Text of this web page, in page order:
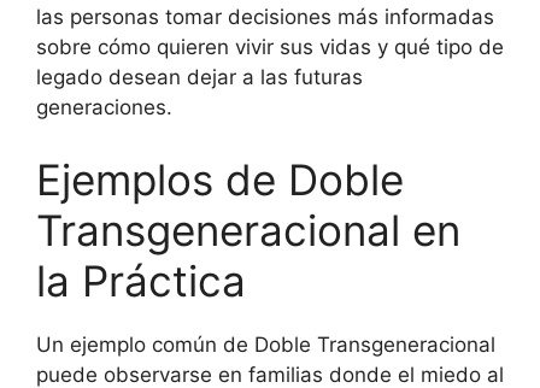
las personas tomar decisiones más informadas
sobre cómo quieren vivir sus vidas y qué tipo de
legado desean dejar a las futuras
generaciones.
Ejemplos de Doble
Transgeneracional en
la Práctica
Un ejemplo común de Doble Transgeneracional
puede observarse en familias donde el miedo al